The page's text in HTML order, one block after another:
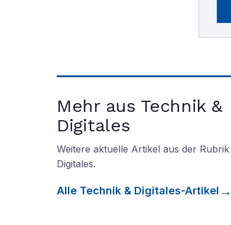
Mehr aus Technik &
Digitales
Weitere aktuelle Artikel aus der Rubrik
Digitales.
Alle Technik & Digitales-Artikel